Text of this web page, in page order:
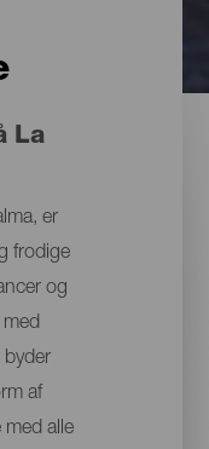
La
er
frodige
og
med
byder
af
alle